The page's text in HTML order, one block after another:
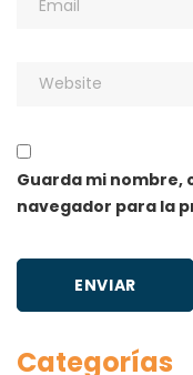
Guarda mi nombre,
navegador para la
Categorías